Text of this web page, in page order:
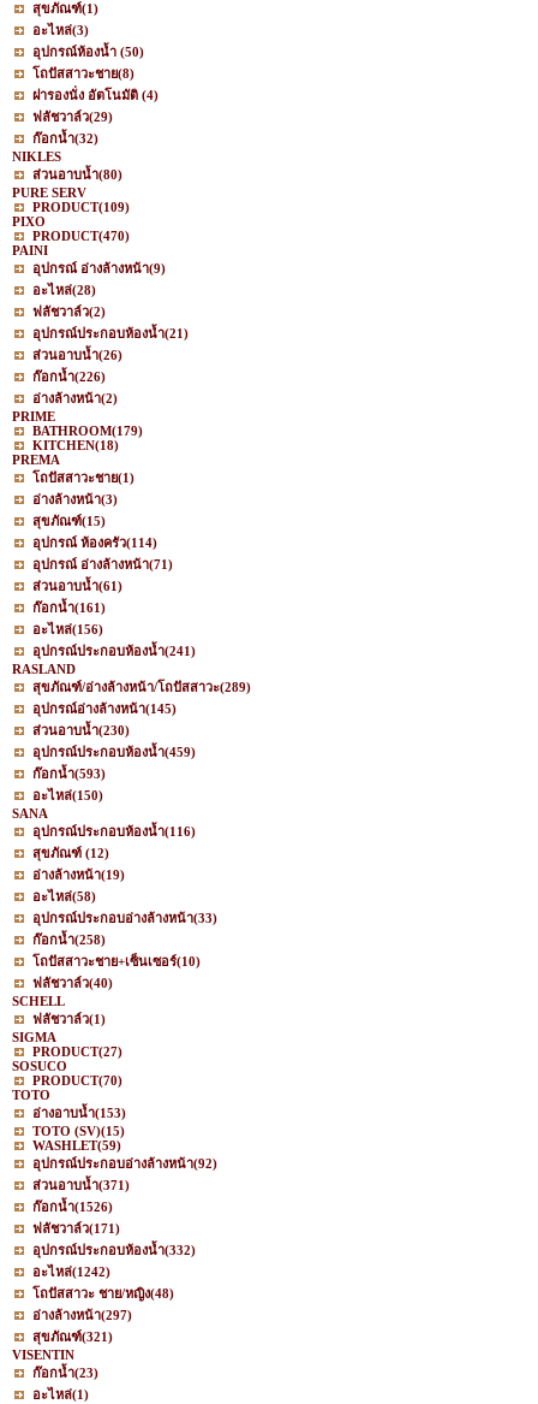
สุขภัณฑ์(1)
อะไหล่(3)
อุปกรณ์ห้องน้ำ (50)
โถปัสสาวะชาย(8)
ฝารองนั่ง อัตโนมัติ (4)
ฟลัชวาล์ว(29)
ก๊อกน้ำ(32)
NIKLES
ส่วนอาบน้ำ(80)
PURE SERV
PRODUCT(109)
PIXO
PRODUCT(470)
PAINI
อุปกรณ์ อ่างล้างหน้า(9)
อะไหล่(28)
ฟลัชวาล์ว(2)
อุปกรณ์ประกอบห้องน้ำ(21)
ส่วนอาบน้ำ(26)
ก๊อกน้ำ(226)
อ่างล้างหน้า(2)
PRIME
BATHROOM(179)
KITCHEN(18)
PREMA
โถปัสสาวะชาย(1)
อ่างล้างหน้า(3)
สุขภัณฑ์(15)
อุปกรณ์ ห้องครัว(114)
อุปกรณ์ อ่างล้างหน้า(71)
ส่วนอาบน้ำ(61)
ก๊อกน้ำ(161)
อะไหล่(156)
อุปกรณ์ประกอบห้องน้ำ(241)
RASLAND
สุขภัณฑ์/อ่างล้างหน้า/โถปัสสาวะ(289)
อุปกรณ์อ่างล้างหน้า(145)
ส่วนอาบน้ำ(230)
อุปกรณ์ประกอบห้องน้ำ(459)
ก๊อกน้ำ(593)
อะไหล่(150)
SANA
อุปกรณ์ประกอบห้องน้ำ(116)
สุขภัณฑ์ (12)
อ่างล้างหน้า(19)
อะไหล่(58)
อุปกรณ์ประกอบอ่างล้างหน้า(33)
ก๊อกน้ำ(258)
โถปัสสาวะชาย+เซ็นเซอร์(10)
ฟลัชวาล์ว(40)
SCHELL
ฟลัชวาล์ว(1)
SIGMA
PRODUCT(27)
SOSUCO
PRODUCT(70)
TOTO
อ่างอาบน้ำ(153)
TOTO (SV)(15)
WASHLET(59)
อุปกรณ์ประกอบอ่างล้างหน้า(92)
ส่วนอาบน้ำ(371)
ก๊อกน้ำ(1526)
ฟลัชวาล์ว(171)
อุปกรณ์ประกอบห้องน้ำ(332)
อะไหล่(1242)
โถปัสสาวะ ชาย/หญิง(48)
อ่างล้างหน้า(297)
สุขภัณฑ์(321)
VISENTIN
ก๊อกน้ำ(23)
อะไหล่(1)